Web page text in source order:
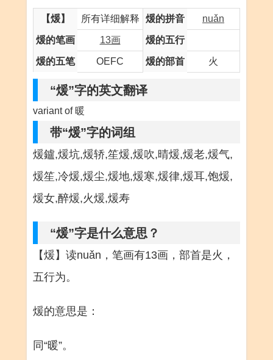
【煖】 所有详细解释 煖的拼音 nuǎn
煖的笔画 13画 煖的五行
煖的五笔 OEFC 煖的部首 火
“煖”字的英文翻译
variant of 暖
带“煖”字的词组
煖鑪,煖坑,煖轿,笙煖,煖吹,晴煖,煖老,煖气,
煖笙,冷煖,煖尘,煖地,煖寒,煖律,煖耳,饱煖,
煖女,醉煖,火煖,煖寿
“煖”字是什么意思？
【煖】读nuǎn，笔画有13画，部首是火，
五行为。
煖的意思是：
同“暖”。